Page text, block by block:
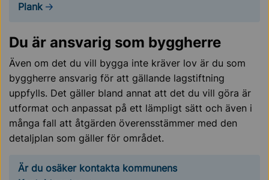
Plank
Du är ansvarig som byggherre
Även om det du vill bygga inte kräver lov är du som
byggherre ansvarig för att gällande lagstiftning
uppfylls. Det gäller bland annat att det du vill göra är
utformat och anpassat på ett lämpligt sätt och även i
många fall att åtgärden överensstämmer med den
detaljplan som gäller för området.
Är du osäker kontakta kommunens